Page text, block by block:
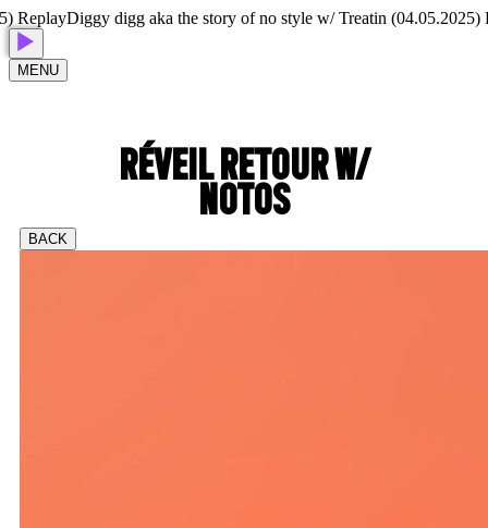
Diggy digg aka the story of no style w/ Treatin (04.05.2025)
MENU
RÉVEIL RETOUR W/
NOTOS
BACK